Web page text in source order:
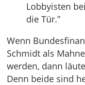
Lobbyisten
die Tür.”
Wenn
Schmidt als
werden, dann
Denn beide sind